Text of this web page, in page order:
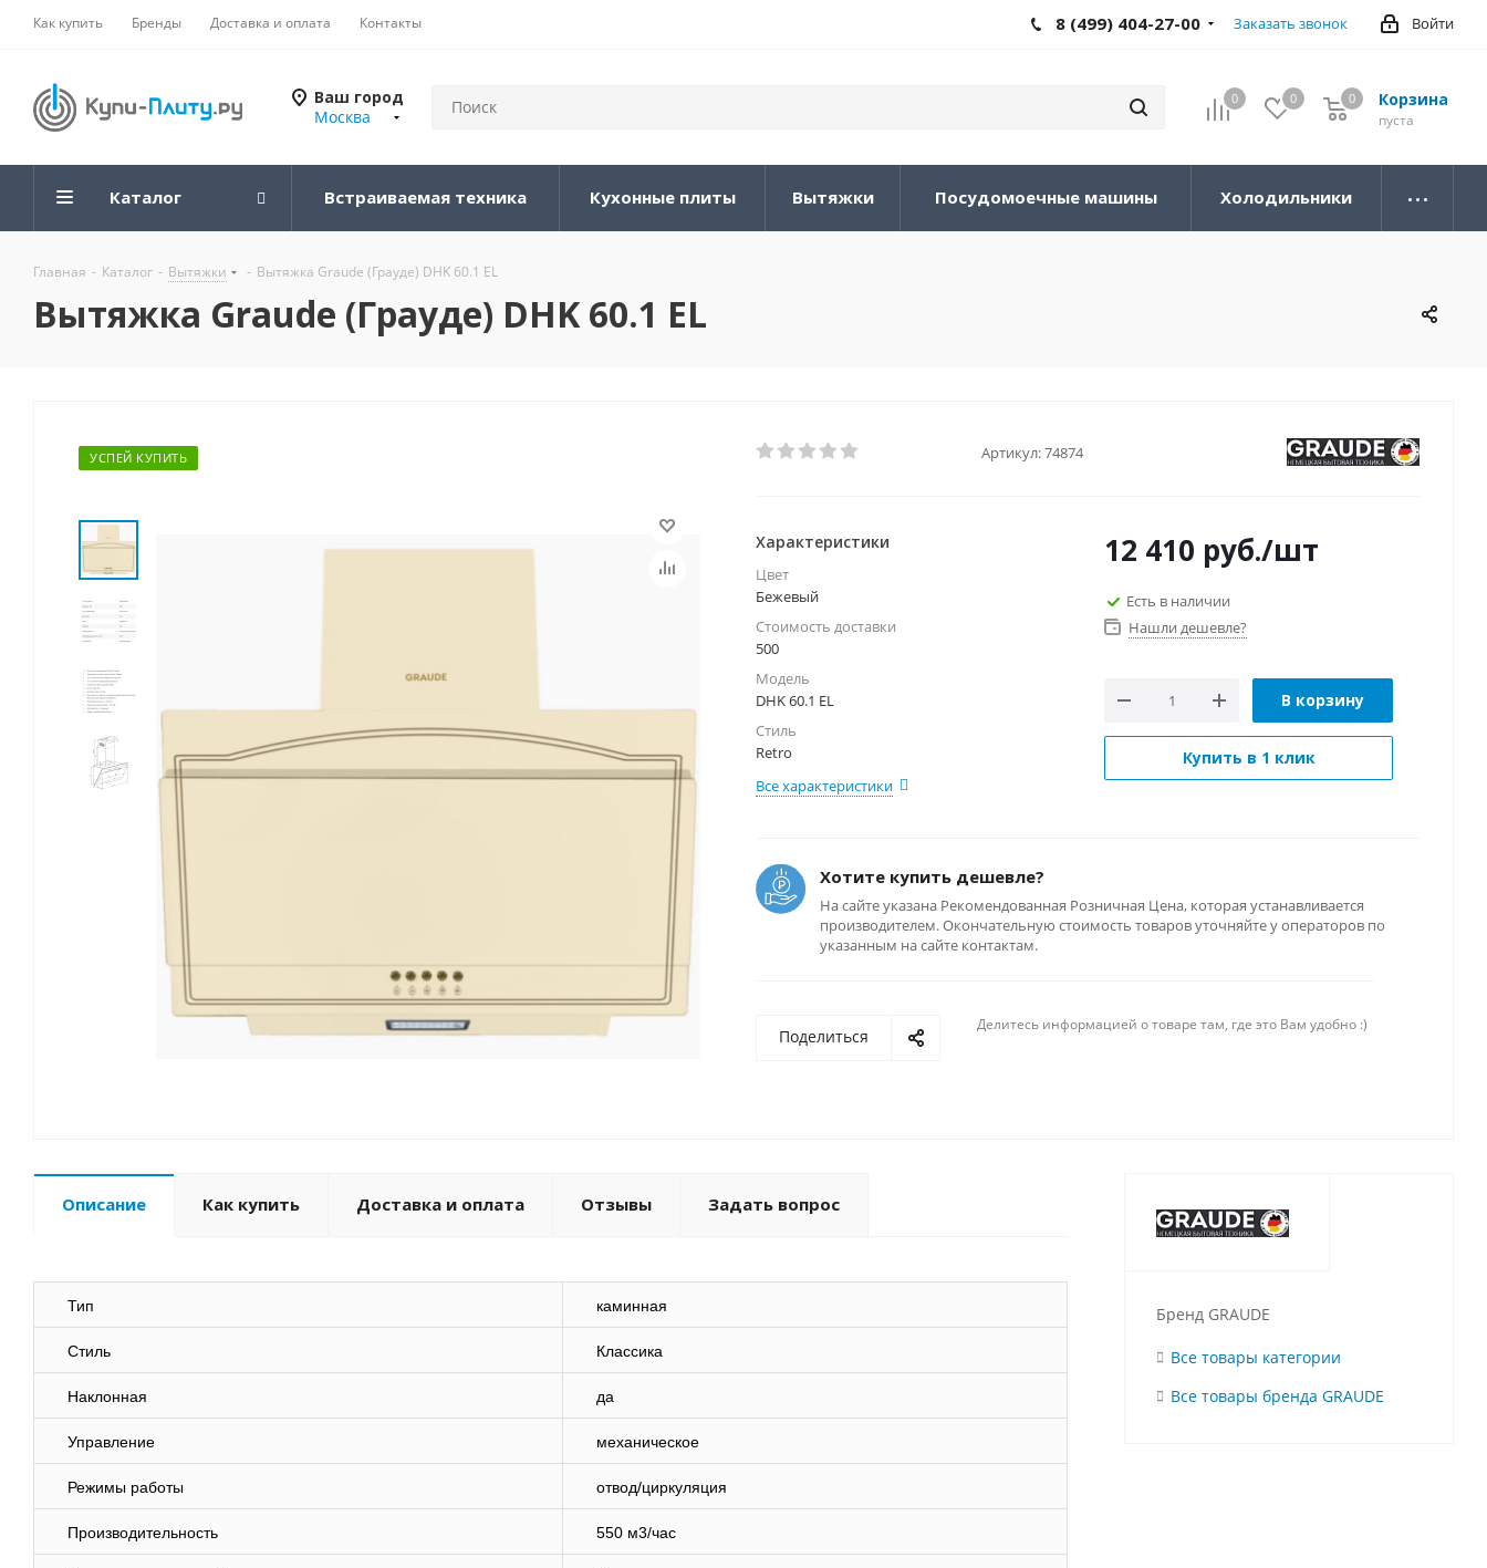
Как купить Бренды Доставка и оплата Контакты Войти
8 (499) 404-27-00 Заказать звонок
Ваш город
Москва
0 0 Корзина
0
пуста
0
Каталог Встраиваемая техника Кухонные плиты Вытяжки Посудомоечные машины Холодильники
Главная - Каталог - Вытяжки - Вытяжка Graude (Грауде) DHK 60.1 EL
Вытяжка Graude (Грауде) DHK 60.1 EL
УСПЕЙ КУПИТЬ Артикул:74874
Характеристики
Цвет
Бежевый
Стоимость доставки
500
Модель
DHK 60.1 EL
Стиль
Retro
Все характеристики
12 410 руб./шт
Есть в наличии
Нашли дешевле?
В корзину
Купить в 1 клик
Хотите купить дешевле?
На сайте указана Рекомендованная Розничная Цена, которая устанавливается
производителем. Окончательную стоимость товаров уточняйте у операторов по
указанным на сайте контактам.
Поделиться
Делитесь информацией о товаре там, где это Вам удобно :)
Описание Как купить Доставка и оплата Отзывы Задать вопрос
Тип каминная
Стиль Классика
Наклонная да
Управление механическое
Режимы работы отвод/циркуляция
Производительность 550 м3/час
Бренд GRAUDE
Все товары категории
Все товары бренда GRAUDE